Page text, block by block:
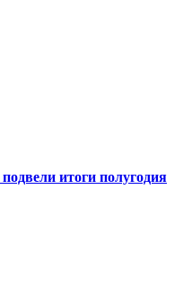
итоги полугодия